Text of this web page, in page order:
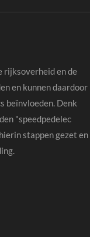
rijksoverheid en de
en kunnen daardoor
beïnvloeden. Denk
"speedpedelec
stappen gezet en